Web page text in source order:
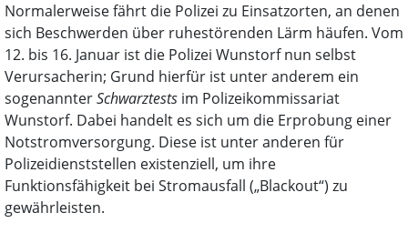
Normalerweise fährt die Polizei zu Einsatzorten, an denen
sich Beschwerden über ruhestörenden Lärm häufen. Vom
12. bis 16. Januar ist die Polizei Wunstorf nun selbst
Verursacherin; Grund hierfür ist unter anderem ein
sogenannterSchwarztests im Polizeikommissariat
Wunstorf. Dabei handelt es sich um die Erprobung einer
Notstromversorgung. Diese ist unter anderen für
Polizeidienststellen existenziell, um ihre
Funktionsfähigkeit bei Stromausfall („Blackout“) zu
gewährleisten.